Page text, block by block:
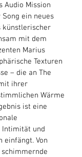
Audio Mission
ein neues
künstlerischer
mit dem
Marius
Texturen
– die an The
ihrer
Wärme
ist eine
Intimität und
einfängt. Von